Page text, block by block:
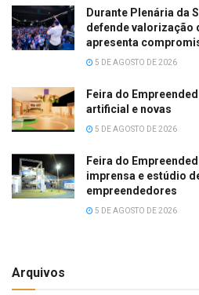
Durante Plenária da
defende valorização
apresenta
5 DE AGOSTO DE 2026
Feira do
artificial e novas
5 DE AGOSTO DE 2026
Feira do
imprensa e estúdio
empreendedores
5 DE AGOSTO DE 2026
Arquivos